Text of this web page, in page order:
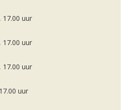
17.00 uur
17.00 uur
17.00 uur
uur